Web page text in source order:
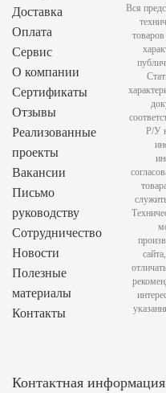
Доставка
Оплата
Сервис
О компании
Сертификаты
Отзывы
Реализованные
проекты
Вакансии
Письмо
руководству
Сотрудничество
Новости
Полезные
материалы
Контакты
Контактная информация
Вся
Р/У